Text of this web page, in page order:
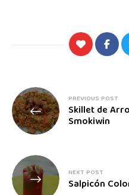
PREVIOUS POST
Skillet de
Smokiwin
NEXT POST
Salpicón